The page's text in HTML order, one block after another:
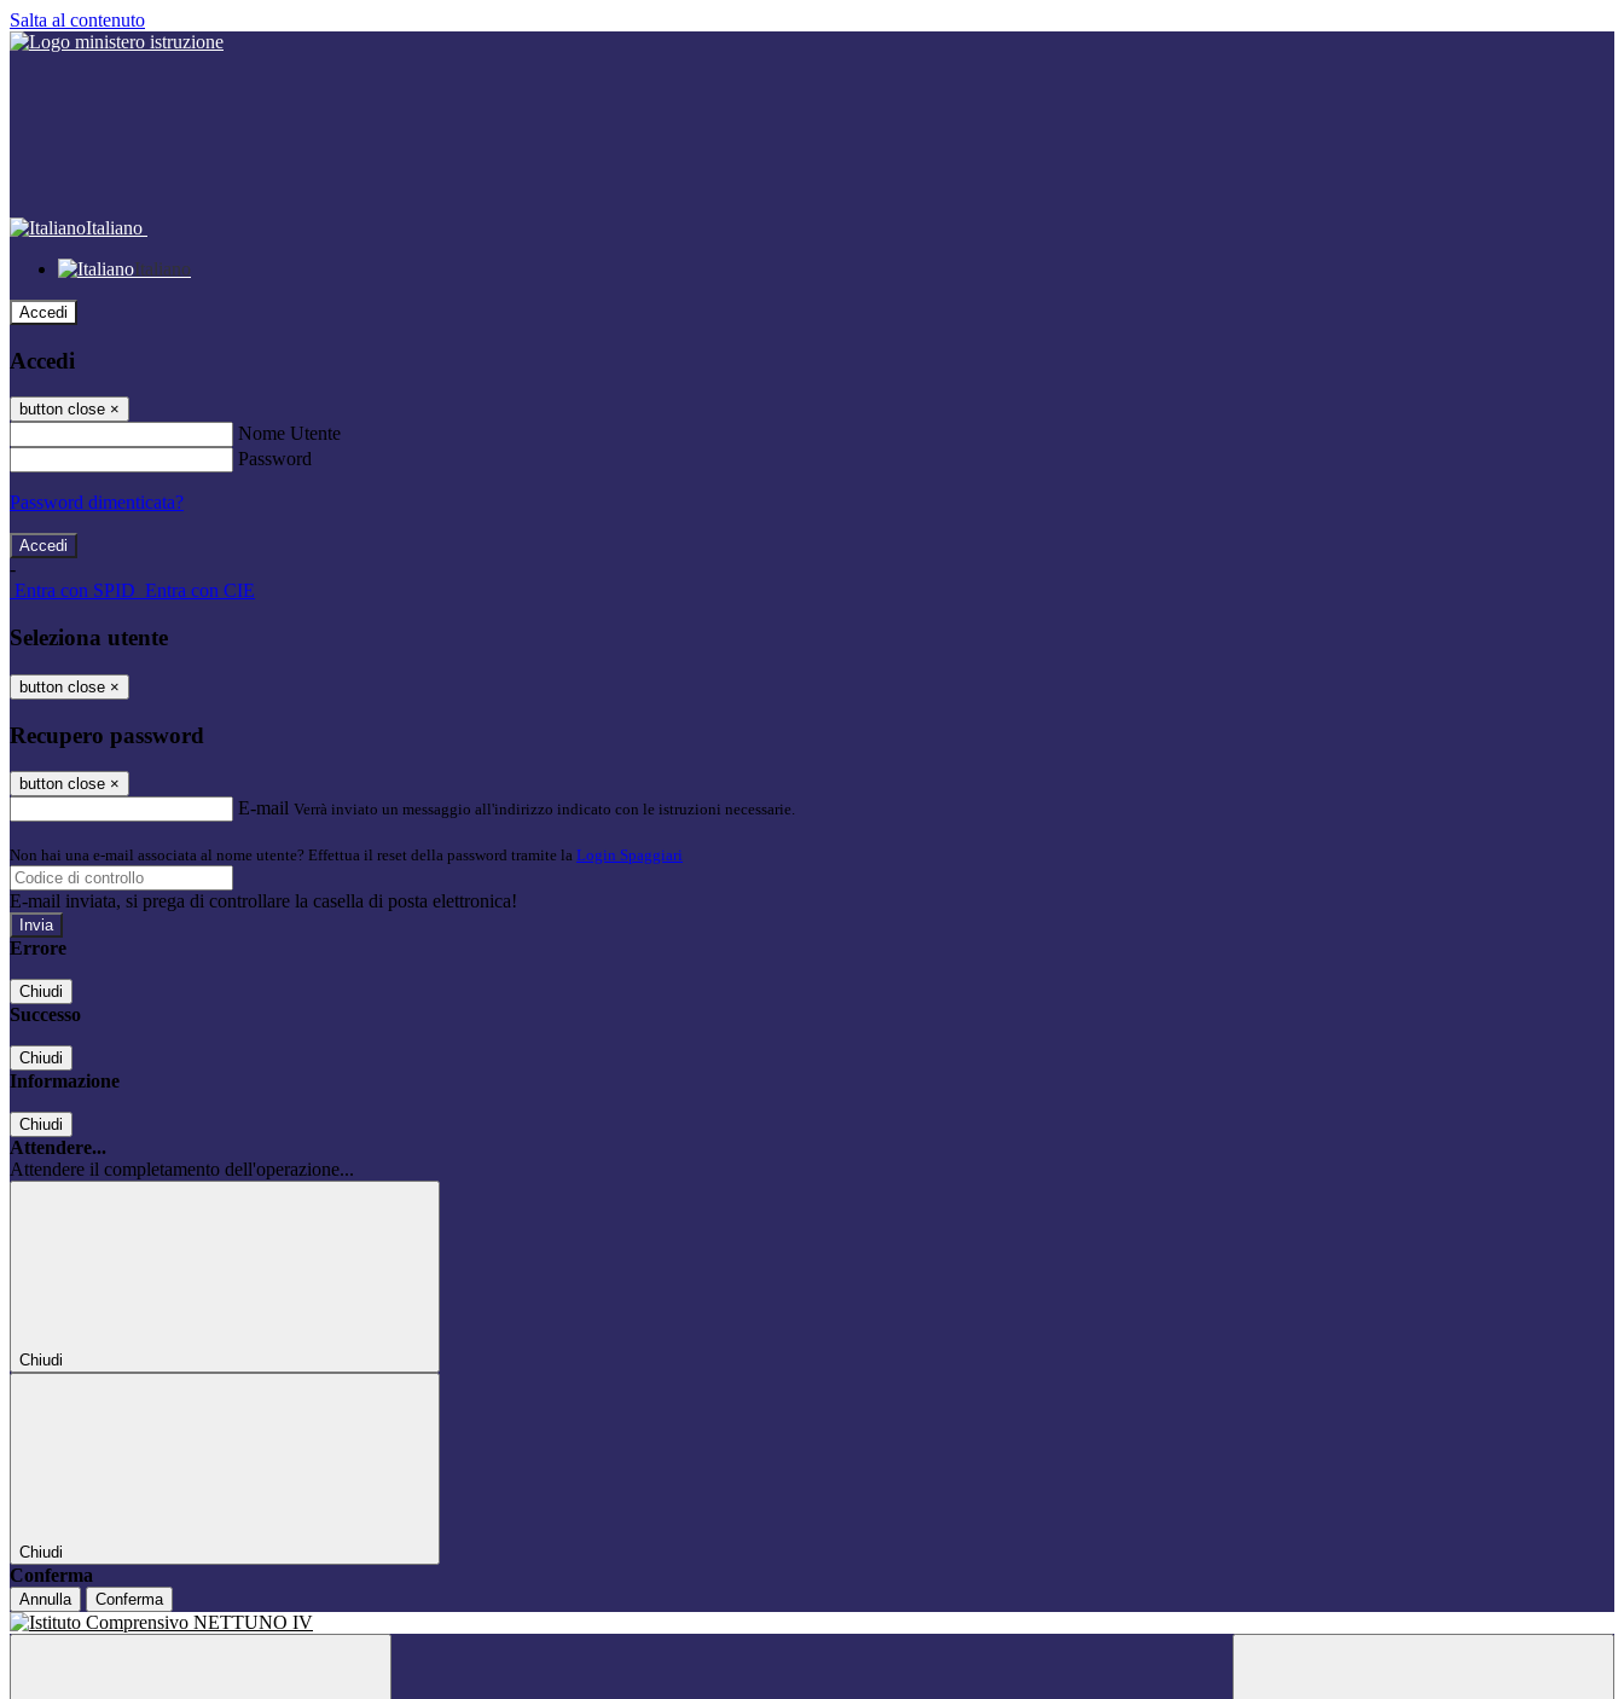
Salta al contenuto
Italiano
Italiano
Accedi
Accedi
button close ×
Nome Utente
Password
Password dimenticata?
-
Entra con SPID Entra con CIE
Seleziona utente
button close ×
Recupero password
button close ×
E-mail Verrà inviato un messaggio all'indirizzo indicato con le istruzioni necessarie.
Non hai una e-mail associata al nome utente? Effettua il reset della password tramite la Login Spaggiari
E-mail inviata, si prega di controllare la casella di posta elettronica!
Errore
Chiudi
Successo
Chiudi
Informazione
Chiudi
Attendere...
Attendere il completamento dell'operazione...
Chiudi
Chiudi
Conferma
Annulla Conferma